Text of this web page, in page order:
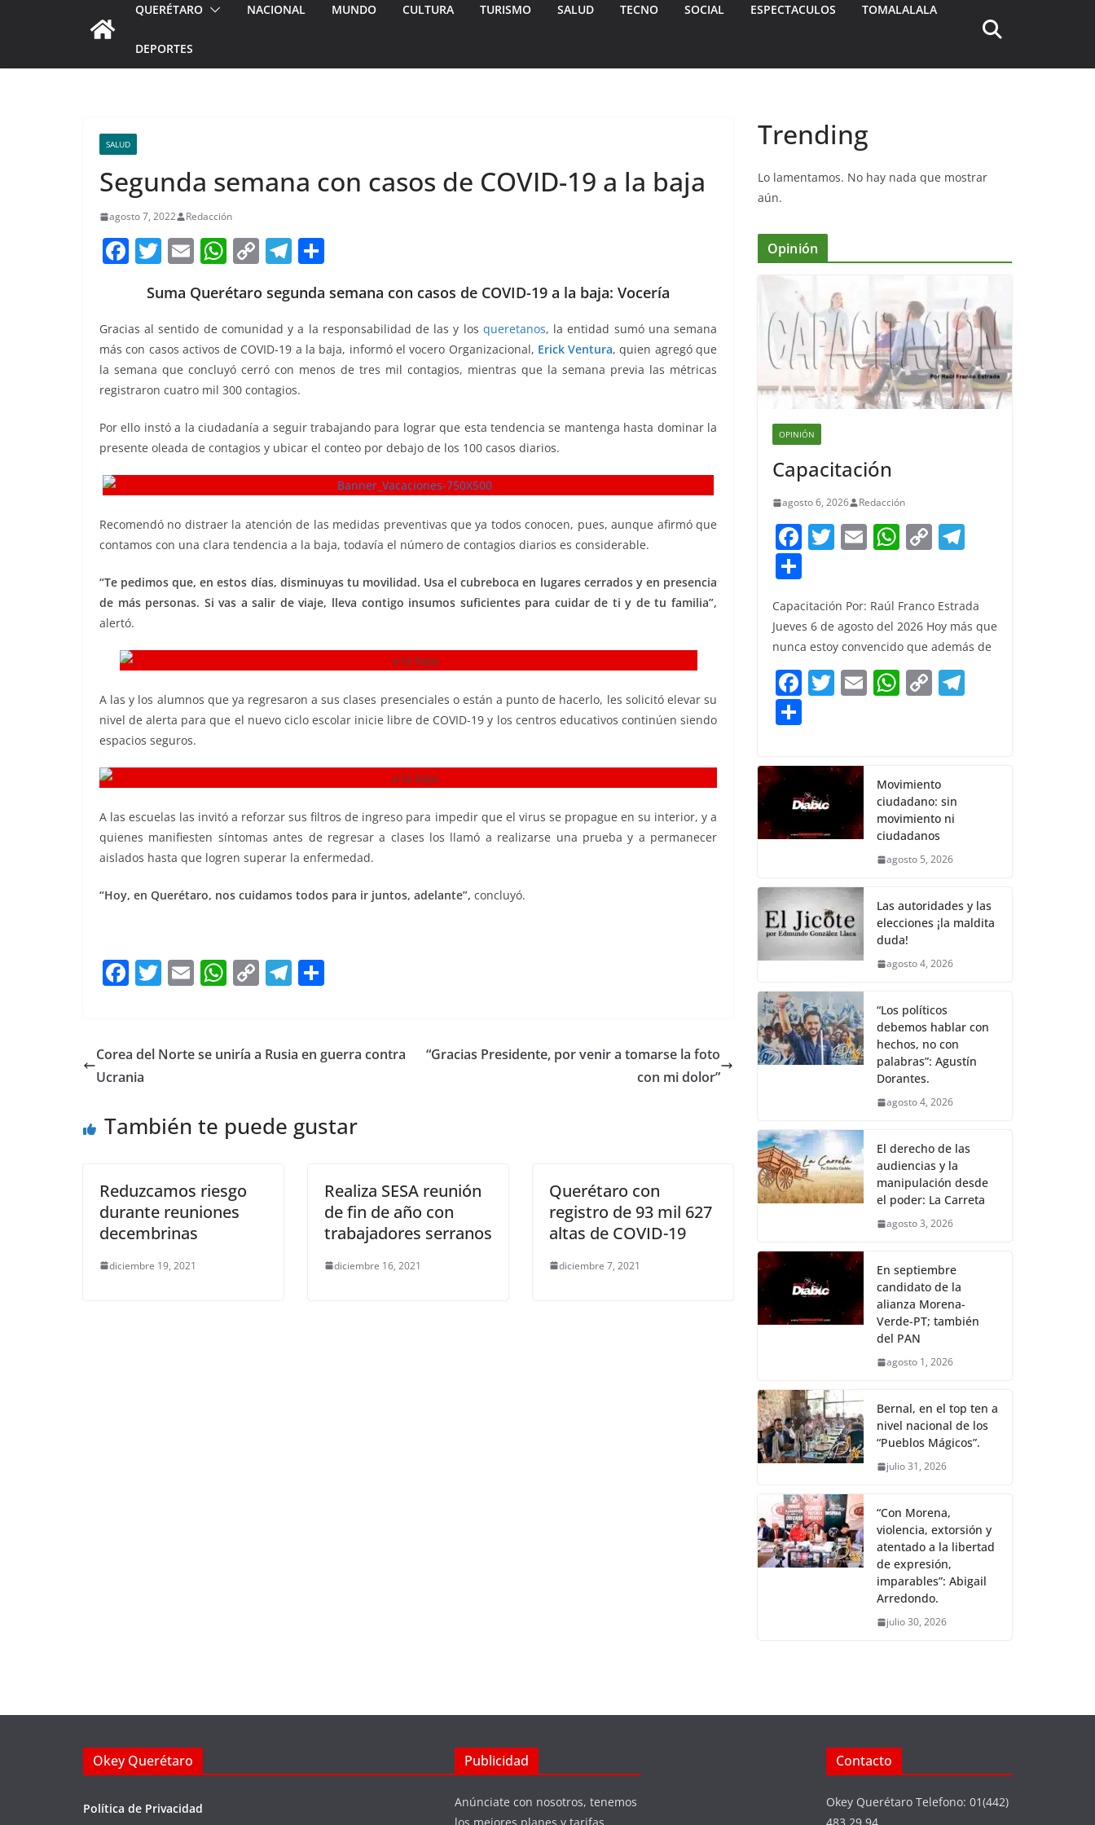
QUERÉTARO NACIONAL MUNDO CULTURA TURISMO SALUD TECNO SOCIAL ESPECTACULOS TOMALALALA
DEPORTES
SALUD
Segunda semana con casos de COVID-19 a la baja
agosto 7, 2022 Redacción
F
e
b
o
k
T
itt
er
E
ai
l
W
at
s
A
p
C
p
y
Li
n
T
e
gr
a
m
ar
e
Suma Querétaro segunda semana con casos de COVID-19 a la baja: Vocería
Gracias al sentido de comunidad y a la responsabilidad de las y los queretanos, la entidad sumó una semana
más con casos activos de COVID-19 a la baja, informó el vocero Organizacional, Erick Ventura, quien agregó que
la semana que concluyó cerró con menos de tres mil contagios, mientras que la semana previa las métricas
registraron cuatro mil 300 contagios.
Por ello instó a la ciudadanía a seguir trabajando para lograr que esta tendencia se mantenga hasta dominar la
presente oleada de contagios y ubicar el conteo por debajo de los 100 casos diarios.
Recomendó no distraer la atención de las medidas preventivas que ya todos conocen, pues, aunque afirmó que
contamos con una clara tendencia a la baja, todavía el número de contagios diarios es considerable.
“Te pedimos que, en estos días, disminuyas tu movilidad. Usa el cubreboca en lugares cerrados y en presencia
de más personas. Si vas a salir de viaje, lleva contigo insumos suficientes para cuidar de ti y de tu familia”,
alertó.
A las y los alumnos que ya regresaron a sus clases presenciales o están a punto de hacerlo, les solicitó elevar su
nivel de alerta para que el nuevo ciclo escolar inicie libre de COVID-19 y los centros educativos continúen siendo
espacios seguros.
A las escuelas las invitó a reforzar sus filtros de ingreso para impedir que el virus se propague en su interior, y a
quienes manifiesten síntomas antes de regresar a clases los llamó a realizarse una prueba y a permanecer
aislados hasta que logren superar la enfermedad.
“Hoy, en Querétaro, nos cuidamos todos para ir juntos, adelante”, concluyó.
F
a
e
b
o
T
w
er
E
m
l
W
h
s
p
C
o
y
k
T
el
gr e
Corea del Norte se uniría a Rusia en guerra contra
Ucrania
“Gracias Presidente, por venir a tomarse la foto
con mi dolor”
También te puede gustar
Reduzcamos riesgo
durante reuniones
decembrinas
diciembre 19, 2021
Realiza SESA reunión
de fin de año con
trabajadores serranos
diciembre 16, 2021
Querétaro con
registro de 93 mil 627
altas de COVID-19
diciembre 7, 2021
Trending
Lo lamentamos. No hay nada que mostrar
aún.
Opinión
OPINIÓN
Capacitación
agosto 6, 2026 Redacción
F
e
b
o
o
T
er
E
l
W
s
A
p
p
C
y
Li
n
k
gr
a
h
ar
e
Capacitación Por: Raúl Franco Estrada
Jueves 6 de agosto del 2026 Hoy más que
nunca estoy convencido que además de
F
e
b
o
o
T
er
E W
A
p
p
C
Li
n
k
ar
e
Movimiento
ciudadano: sin
movimiento ni
ciudadanos
agosto 5, 2026
Las autoridades y las
elecciones ¡la maldita
duda!
agosto 4, 2026
“Los políticos
debemos hablar con
hechos, no con
palabras”: Agustín
Dorantes.
agosto 4, 2026
El derecho de las
audiencias y la
manipulación desde
el poder: La Carreta
agosto 3, 2026
En septiembre
candidato de la
alianza Morena-
Verde-PT; también
del PAN
agosto 1, 2026
Bernal, en el top ten a
nivel nacional de los
“Pueblos Mágicos”.
julio 31, 2026
“Con Morena,
violencia, extorsión y
atentado a la libertad
de expresión,
imparables”: Abigail
Arredondo.
julio 30, 2026
Okey Querétaro
Política de Privacidad
Publicidad
Anúnciate con nosotros, tenemos
Contacto
Okey Querétaro Telefono: 01(442)